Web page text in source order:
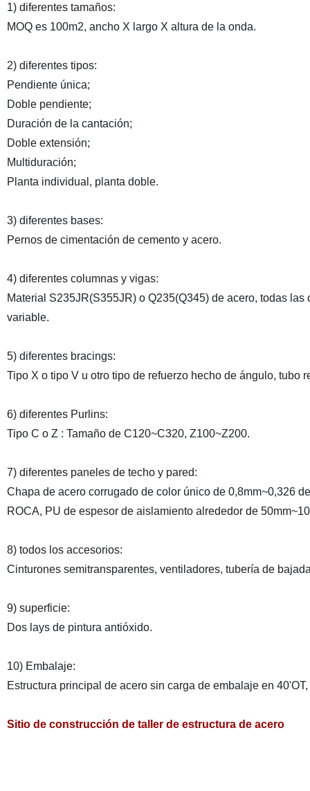
1) diferentes tamaños:
MOQ es 100m2, ancho X largo X altura de la onda.
2) diferentes tipos:
Pendiente única;
Doble pendiente;
Duración de la cantación;
Doble extensión;
Multiduración;
Planta individual, planta doble.
3) diferentes bases:
Pernos de cimentación de cemento y acero.
4) diferentes columnas y vigas:
Material S235JR(S355JR) o Q235(Q345) de acero, todas
variable.
5) diferentes bracings:
Tipo X o tipo V u otro tipo de refuerzo hecho de ángulo, tubo
6) diferentes Purlins:
Tipo C o Z : Tamaño de C120~C320, Z100~Z200.
7) diferentes paneles de techo y pared:
Chapa de acero corrugado de color único de 0,8mm~0,326
ROCA, PU de espesor de aislamiento alrededor de
8) todos los accesorios:
Cinturones semitransparentes, ventiladores, tubería de
9) superficie:
Dos lays de pintura antióxido.
10) Embalaje:
Estructura principal de acero sin carga de embalaje en
Sitio de construcción de taller de estructura de acero